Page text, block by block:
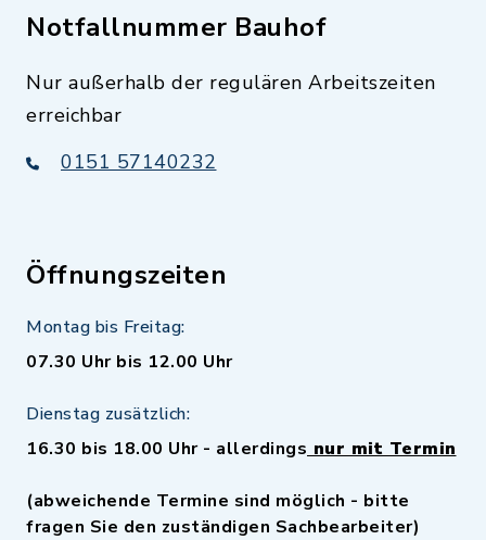
Notfallnummer Bauhof
Nur außerhalb der regulären Arbeitszeiten
erreichbar
0151 57140232
Öffnungszeiten
Montag bis Freitag:
07.30 Uhr bis 12.00 Uhr
Dienstag zusätzlich:
16.30 bis 18.00 Uhr - allerdings nur mit Termin
(abweichende Termine sind möglich - bitte
fragen Sie den zuständigen Sachbearbeiter)